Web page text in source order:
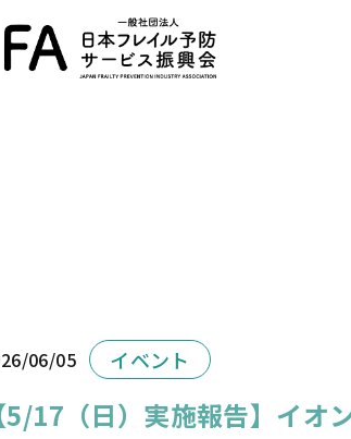
06/05 イベント
5/17（日）実施報告】イオ